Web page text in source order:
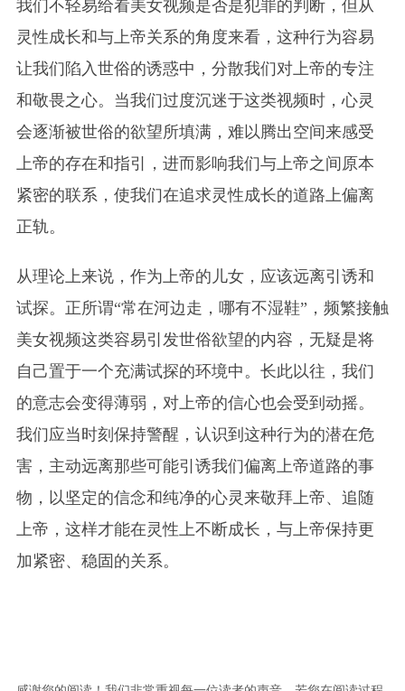
我们不轻易给看美女视频是否是犯罪的判断，但从
灵性成长和与上帝关系的角度来看，这种行为容易
让我们陷入世俗的诱惑中，分散我们对上帝的专注
和敬畏之心。当我们过度沉迷于这类视频时，心灵
会逐渐被世俗的欲望所填满，难以腾出空间来感受
上帝的存在和指引，进而影响我们与上帝之间原本
紧密的联系，使我们在追求灵性成长的道路上偏离
正轨。
从理论上来说，作为上帝的儿女，应该远离引诱和
试探。正所谓“常在河边走，哪有不湿鞋”，频繁接触
美女视频这类容易引发世俗欲望的内容，无疑是将
自己置于一个充满试探的环境中。长此以往，我们
的意志会变得薄弱，对上帝的信心也会受到动摇。
我们应当时刻保持警醒，认识到这种行为的潜在危
害，主动远离那些可能引诱我们偏离上帝道路的事
物，以坚定的信念和纯净的心灵来敬拜上帝、追随
上帝，这样才能在灵性上不断成长，与上帝保持更
加紧密、稳固的关系。